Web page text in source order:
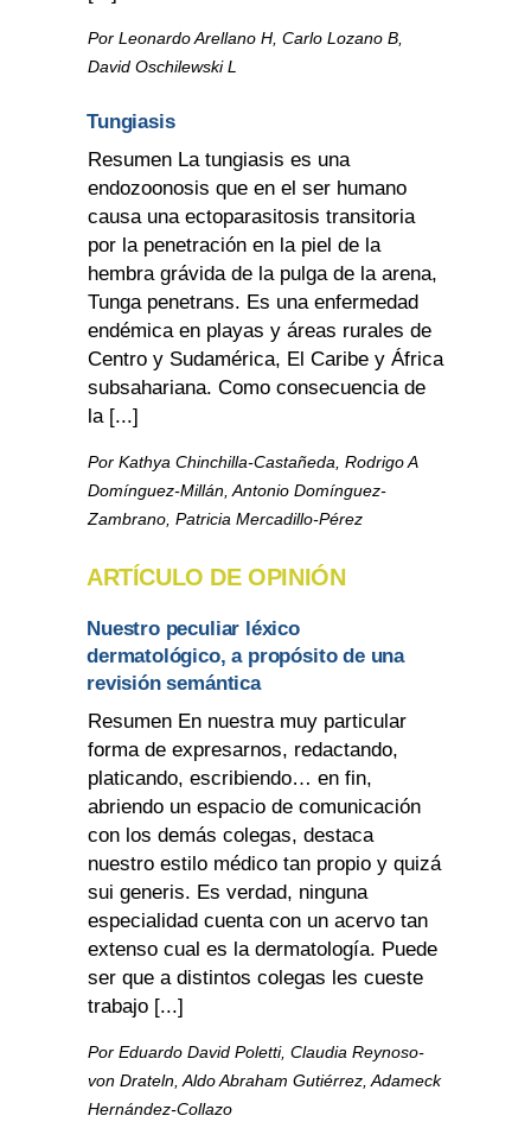
Por Leonardo Arellano H, Carlo Lozano B,
David Oschilewski L
Tungiasis
Resumen La tungiasis es una
endozoonosis que en el ser humano
causa una ectoparasitosis transitoria
por la penetración en la piel de la
hembra grávida de la pulga de la arena,
Tunga penetrans. Es una enfermedad
endémica en playas y áreas rurales de
Centro y Sudamérica, El Caribe y África
subsahariana. Como consecuencia de
la [...]
Por Kathya Chinchilla-Castañeda, Rodrigo A
Domínguez-Millán, Antonio Domínguez-
Zambrano, Patricia Mercadillo-Pérez
ARTÍCULO DE OPINIÓN
Nuestro peculiar léxico
dermatológico, a propósito de una
revisión semántica
Resumen En nuestra muy particular
forma de expresarnos, redactando,
platicando, escribiendo… en fin,
abriendo un espacio de comunicación
con los demás colegas, destaca
nuestro estilo médico tan propio y quizá
sui generis. Es verdad, ninguna
especialidad cuenta con un acervo tan
extenso cual es la dermatología. Puede
ser que a distintos colegas les cueste
trabajo [...]
Por Eduardo David Poletti, Claudia Reynoso-
von Drateln, Aldo Abraham Gutiérrez, Adameck
Hernández-Collazo